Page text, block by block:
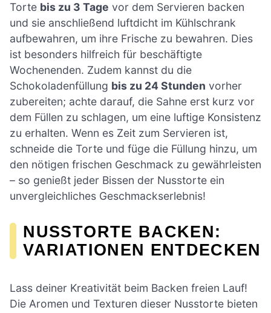
Torte bis zu 3 Tage vor dem Servieren backen
und sie anschließend luftdicht im Kühlschrank
aufbewahren, um ihre Frische zu bewahren. Dies
ist besonders hilfreich für beschäftigte
Wochenenden. Zudem kannst du die
Schokoladenfüllung bis zu 24 Stunden vorher
zubereiten; achte darauf, die Sahne erst kurz vor
dem Füllen zu schlagen, um eine luftige Konsistenz
zu erhalten. Wenn es Zeit zum Servieren ist,
schneide die Torte und füge die Füllung hinzu, um
den nötigen frischen Geschmack zu gewährleisten
– so genießt jeder Bissen der Nusstorte ein
unvergleichliches Geschmackserlebnis!
NUSSTORTE BACKEN:
VARIATIONEN ENTDECKEN
Lass deiner Kreativität beim Backen freien Lauf!
Die Aromen und Texturen dieser Nusstorte bieten